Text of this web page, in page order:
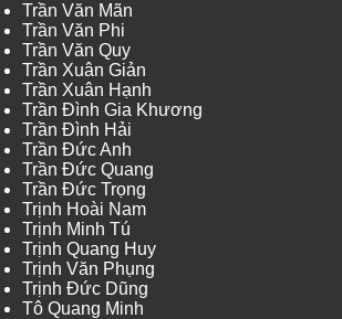
Trần Văn Mãn
Trần Văn Phi
Trần Văn Quy
Trần Xuân Giản
Trần Xuân Hạnh
Trần Đình Gia Khương
Trần Đình Hải
Trần Đức Anh
Trần Đức Quang
Trần Đức Trọng
Trịnh Hoài Nam
Trịnh Minh Tú
Trịnh Quang Huy
Trịnh Văn Phụng
Trịnh Đức Dũng
Tô Quang Minh